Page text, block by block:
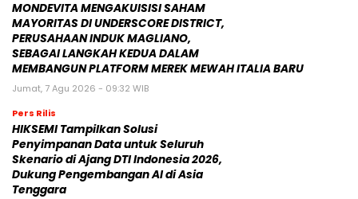
MONDEVITA MENGAKUISISI SAHAM
MAYORITAS DI UNDERSCORE DISTRICT,
PERUSAHAAN INDUK MAGLIANO,
SEBAGAI LANGKAH KEDUA DALAM
MEMBANGUN PLATFORM MEREK MEWAH ITALIA BARU
Jumat, 7 Agu 2026 - 09:32 WIB
Pers Rilis
HIKSEMI Tampilkan Solusi
Penyimpanan Data untuk Seluruh
Skenario di Ajang DTI Indonesia 2026,
Dukung Pengembangan AI di Asia
Tenggara